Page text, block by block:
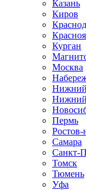
Казань
Киров
Курган
Москва
Пермь
Самара
Санкт-
Томск
Тюмень
Уфа